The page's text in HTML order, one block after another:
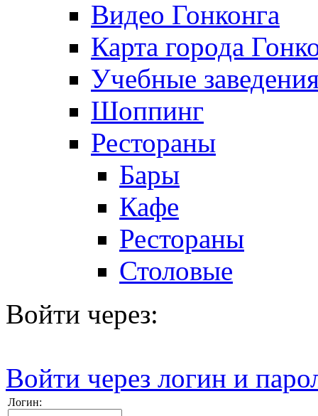
Видео Гонконга
Карта города
Учебные
Шоппинг
Рестораны
Бары
Кафе
Рестораны
Столовые
Войти через:
Войти через логин и
Логин: